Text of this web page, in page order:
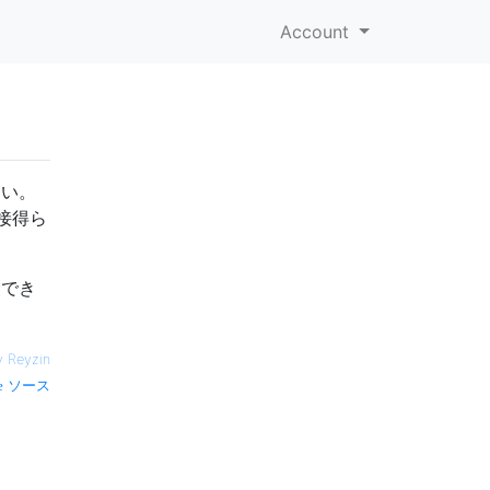
Account
。
得ら
き
Reyzin
ソース